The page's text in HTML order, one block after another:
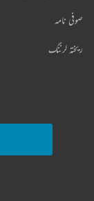
صوفی نامہ
ریختہ لرننگ